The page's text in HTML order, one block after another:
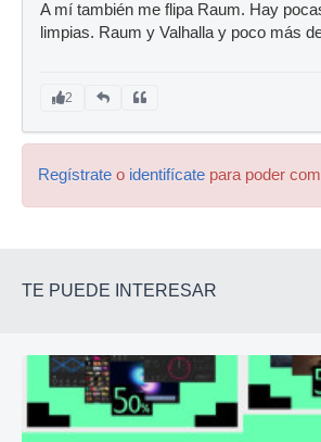
A mí también me flipa Raum. Hay
limpias. Raum y Valhalla y poco más
2
Regístrate o identifícate para poder
TE PUEDE INTERESAR